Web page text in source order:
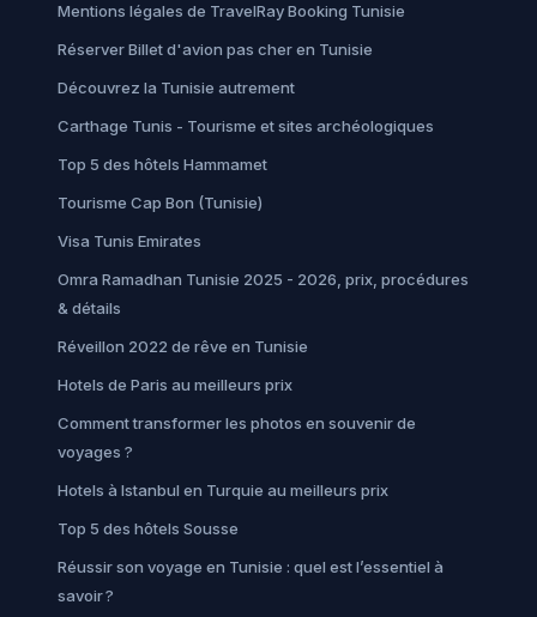
Mentions légales de TravelRay Booking Tunisie
Réserver Billet d'avion pas cher en Tunisie
Découvrez la Tunisie autrement
Carthage Tunis - Tourisme et sites archéologiques
Top 5 des hôtels Hammamet
Tourisme Cap Bon (Tunisie)
Visa Tunis Emirates
Omra Ramadhan Tunisie 2025 - 2026, prix, procédures
& détails
Réveillon 2022 de rêve en Tunisie
Hotels de Paris au meilleurs prix
Comment transformer les photos en souvenir de
voyages ?
Hotels à Istanbul en Turquie au meilleurs prix
Top 5 des hôtels Sousse
Réussir son voyage en Tunisie : quel est l’essentiel à
savoir ?